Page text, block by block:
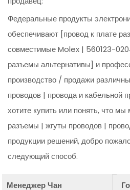
Федеральные продукты
обеспечивают [провод к плате
совместимые Molex | 560123-
разъемы альтернативы] и
производство / продажи
проводов | провода и кабельной
хотите купить или понять, что
разъемы | жгуты проводов |
продукции решений, добро
следующий способ.
Менеджер Чан